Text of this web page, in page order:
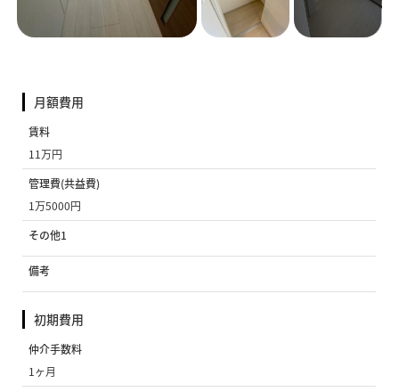
月額費用
賃料
11万円
管理費(共益費)
1万5000円
その他1
備考
初期費用
仲介手数料
1ヶ月